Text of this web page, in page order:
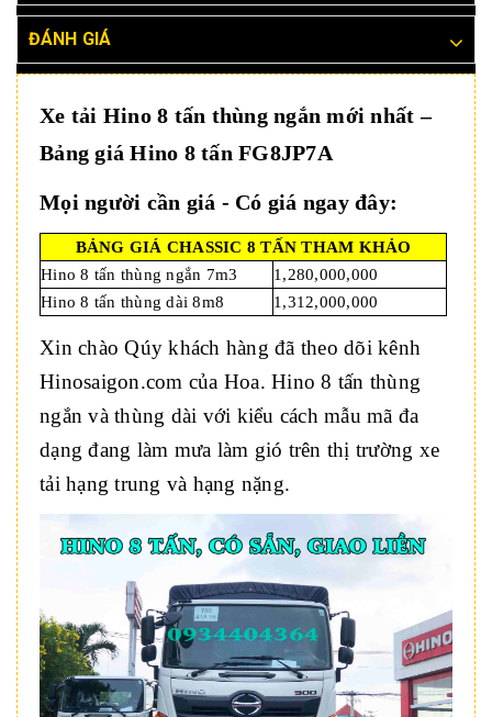
ĐÁNH GIÁ
Xe tải Hino 8 tấn thùng ngắn mới nhất –
Bảng giá Hino 8 tấn FG8JP7A
Mọi người cần giá - Có giá ngay đây:
BẢNG GIÁ CHASSIC 8 TẤN THAM KHẢO
Hino 8 tấn thùng ngắn 7m3
1,280,000,000
Hino 8 tấn thùng dài 8m8
1,312,000,000
Xin chào Qúy khách hàng đã theo dõi kênh
Hinosaigon.com của Hoa. Hino 8 tấn thùng
ngắn và thùng dài với kiểu cách mẫu mã đa
dạng đang làm mưa làm gió trên thị trường xe
tải hạng trung và hạng nặng.